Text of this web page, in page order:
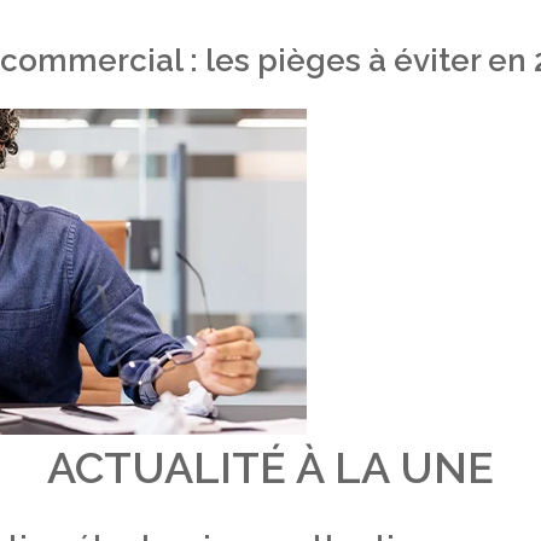
: les pièges à éviter en
ACTUALITÉ À LA UNE